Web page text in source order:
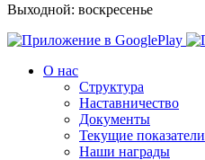
Выходной: воскресенье
О нас
Структура
Наставничество
Документы
Текущие показатели
Наши награды